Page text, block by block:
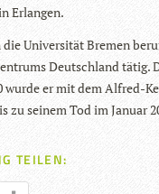
Erlangen.
Uni­ver­si­tät Bre­men
Deutsch­land tätig.
wurde er mit dem Alfred-
sei­nem Tod im Januar
TEILEN: